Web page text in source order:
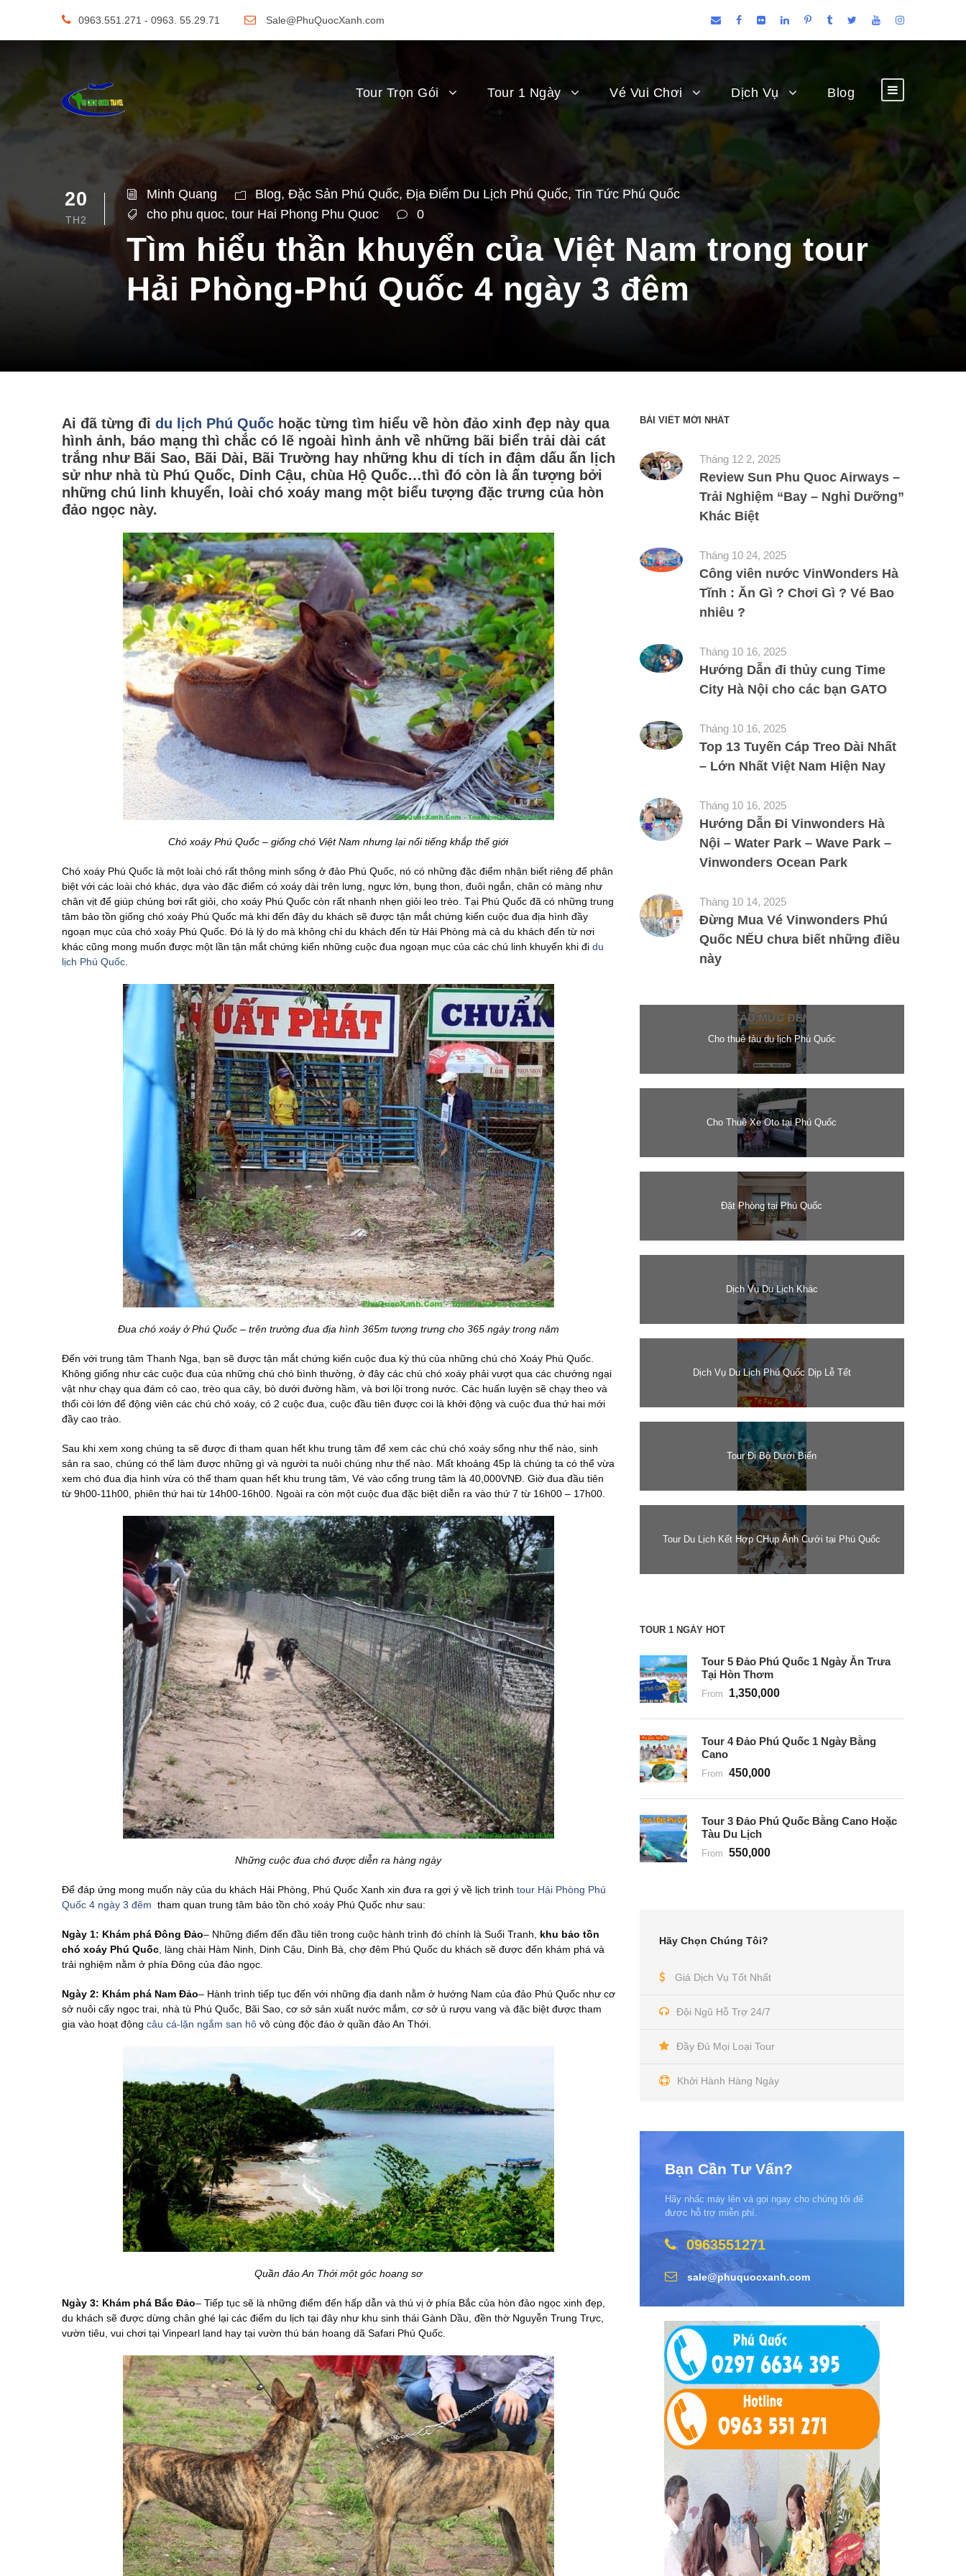
0963.551.271 - 0963. 55.29.71 Sale@PhuQuocXanh.com
Tour Trọn Gói Tour 1 Ngày Vé Vui Chơi Dịch Vụ Blog
20
TH2
Minh Quang Blog, Đặc Sản Phú Quốc, Địa Điểm Du Lịch Phú Quốc, Tin Tức Phú Quốc
cho phu quoc, tour Hai Phong Phu Quoc 0
Tìm hiểu thần khuyển của Việt Nam trong tour
Hải Phòng-Phú Quốc 4 ngày 3 đêm
Ai đã từng đi du lịch Phú Quốc hoặc từng tìm hiểu về hòn đảo xinh đẹp này qua
hình ảnh, báo mạng thì chắc có lẽ ngoài hình ảnh về những bãi biển trải dài cát
trắng như Bãi Sao, Bãi Dài, Bãi Trường hay những khu di tích in đậm dấu ấn lịch
sử như nhà tù Phú Quốc, Dinh Cậu, chùa Hộ Quốc…thì đó còn là ấn tượng bởi
những chú linh khuyển, loài chó xoáy mang một biểu tượng đặc trưng của hòn
đảo ngọc này.
Chó xoáy Phú Quốc – giống chó Việt Nam nhưng lại nổi tiếng khắp thế giới
Chó xoáy Phú Quốc là một loài chó rất thông minh sống ở đảo Phú Quốc, nó có những đặc điểm nhận biết riêng để phân
biệt với các loài chó khác, dựa vào đặc điểm có xoáy dài trên lưng, ngực lớn, bụng thon, đuôi ngắn, chân có màng như
chân vịt để giúp chúng bơi rất giỏi, cho xoáy Phú Quốc còn rất nhanh nhẹn giỏi leo trèo. Tại Phú Quốc đã có những trung
tâm bảo tồn giống chó xoáy Phú Quốc mà khi đến đây du khách sẽ được tận mắt chứng kiến cuộc đua địa hình đầy
ngoạn mục của chó xoáy Phú Quốc. Đó là lý do mà không chỉ du khách đến từ Hải Phòng mà cả du khách đến từ nơi
khác cũng mong muốn được một lần tận mắt chứng kiến những cuộc đua ngoạn mục của các chú linh khuyển khi đi du
lịch Phú Quốc
Đua chó xoáy ở Phú Quốc – trên trường đua địa hình 365m tượng trưng cho 365 ngày trong năm
Đến với trung tâm Thanh Nga, bạn sẽ được tận mắt chứng kiến cuộc đua kỳ thú của những chú chó Xoáy Phú Quốc.
Không giống như các cuộc đua của những chú chó bình thường, ở đây các chú chó xoáy phải vượt qua các chướng ngại
vật như chạy qua đám cỏ cao, trèo qua cây, bò dưới đường hầm, và bơi lội trong nước. Các huấn luyện sẽ chạy theo và
thổi còi lớn để động viên các chú chó xoáy, có 2 cuộc đua, cuộc đầu tiên được coi là khởi động và cuộc đua thứ hai mới
đầy cao trào.
Sau khi xem xong chúng ta sẽ được đi tham quan hết khu trung tâm để xem các chú chó xoáy sống như thế nào, sinh
sản ra sao, chúng có thể làm được những gì và người ta nuôi chúng như thế nào. Mất khoảng 45p là chúng ta có thể vừa
xem chó đua địa hình vừa có thể tham quan hết khu trung tâm, Vé vào cổng trung tâm là 40,000VNĐ. Giờ đua đầu tiên
từ 9h00-11h00, phiên thứ hai từ 14h00-16h00. Ngoài ra còn một cuộc đua đặc biệt diễn ra vào thứ 7 từ 16h00 – 17h00.
Những cuộc đua chó được diễn ra hàng ngày
Để đáp ứng mong muốn này của du khách Hải Phòng, Phú Quốc Xanh xin đưa ra gợi ý về lịch trình tour Hải Phòng Phú
Quốc 4 ngày 3 đêm tham quan trung tâm bảo tồn chó xoáy Phú Quốc như sau:
Ngày 1: Khám phá Đông Đảo– Những điểm đến đầu tiên trong cuộc hành trình đó chính là Suối Tranh, khu bảo tồn
chó xoáy Phú Quốc , làng chài Hàm Ninh, Dinh Cậu, Dinh Bà, chợ đêm Phú Quốc du khách sẽ được đến khám phá và
trải nghiệm nằm ở phía Đông của đảo ngọc.
Ngày 2: Khám phá Nam Đảo– Hành trình tiếp tục đến với những địa danh nằm ở hướng Nam của đảo Phú Quốc như cơ
sở nuôi cấy ngọc trai, nhà tù Phú Quốc, Bãi Sao, cơ sở sản xuất nước mắm, cơ sở ủ rượu vang và đặc biệt được tham
gia vào hoạt động câu cá-lặn ngắm san hô vô cùng độc đáo ở quần đảo An Thới.
Quần đảo An Thới một góc hoang sơ
Ngày 3: Khám phá Bắc Đảo– Tiếp tục sẽ là những điểm đến hấp dẫn và thú vị ở phía Bắc của hòn đảo ngọc xinh đẹp,
du khách sẽ được dừng chân ghé lại các điểm du lịch tại đây như khu sinh thái Gành Dầu, đền thờ Nguyễn Trung Trực,
vườn tiêu, vui chơi tại Vinpearl land hay tại vườn thú bán hoang dã Safari Phú Quốc.
BÀI VIẾT MỚI NHẤT
Tháng 12 2, 2025
Review Sun Phu Quoc Airways –
Trải Nghiệm “Bay – Nghỉ Dưỡng”
Khác Biệt
Tháng 10 24, 2025
Công viên nước VinWonders Hà
Tĩnh : Ăn Gì ? Chơi Gì ? Vé Bao
nhiêu ?
Tháng 10 16, 2025
Hướng Dẫn đi thủy cung Time
City Hà Nội cho các bạn GATO
Tháng 10 16, 2025
Top 13 Tuyến Cáp Treo Dài Nhất
– Lớn Nhất Việt Nam Hiện Nay
Tháng 10 16, 2025
Hướng Dẫn Đi Vinwonders Hà
Nội – Water Park – Wave Park –
Vinwonders Ocean Park
Tháng 10 14, 2025
Đừng Mua Vé Vinwonders Phú
Quốc NẾU chưa biết những điều
này
Cho thuê tàu du lịch Phú Quốc
Cho Thuê Xe Oto tại Phú Quốc
Đặt Phòng tại Phú Quốc
Dịch Vụ Du Lịch Khác
Dịch Vụ Du Lịch Phú Quốc Dịp Lễ Tết
Tour Đi Bộ Dưới Biển
Tour Du Lịch Kết Hợp CHụp Ảnh Cưới tại Phú Quốc
TOUR 1 NGÀY HOT
Tour 5 Đảo Phú Quốc 1 Ngày Ăn Trưa
Tại Hòn Thơm
From 1,350,000
Tour 4 Đảo Phú Quốc 1 Ngày Bằng
Cano
From 450,000
Tour 3 Đảo Phú Quốc Bằng Cano Hoặc
Tàu Du Lịch
From 550,000
Hãy Chọn Chúng Tôi?
Giá Dịch Vụ Tốt Nhất
Đội Ngũ Hỗ Trợ 24/7
Đầy Đủ Mọi Loại Tour
Khởi Hành Hàng Ngày
Bạn Cần Tư Vấn?
Hãy nhấc máy lên và gọi ngay cho chúng tôi để
được hỗ trợ miễn phí.
0963551271
sale@phuquocxanh.com